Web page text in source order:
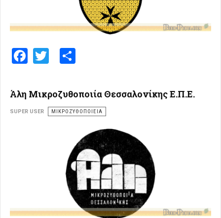
Facebook
Twitter
Άλη Μικροζυθοποιία Θεσσαλονίκης Ε.Π.Ε.
SUPER USER ΜΙΚΡΟΖΥΘΟΠΟΙΕΊΑ